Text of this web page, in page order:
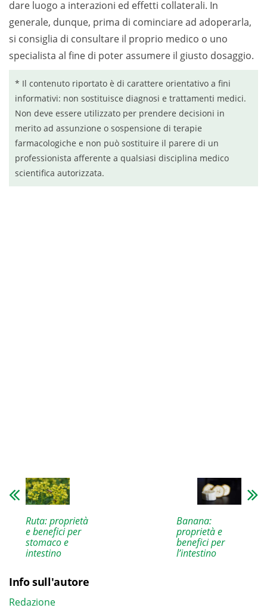
dare luogo a interazioni ed effetti collaterali. In
generale, dunque, prima di cominciare ad adoperarla,
si consiglia di consultare il proprio medico o uno
specialista al fine di poter assumere il giusto dosaggio.
* Il contenuto riportato è di carattere orientativo a fini
informativi: non sostituisce diagnosi e trattamenti medici.
Non deve essere utilizzato per prendere decisioni in
merito ad assunzione o sospensione di terapie
farmacologiche e non può sostituire il parere di un
professionista afferente a qualsiasi disciplina medico
scientifica autorizzata.
Ruta: proprietà
e benefici per
stomaco e
intestino
Banana:
proprietà e
benefici per
l’intestino
Info sull'autore
Redazione